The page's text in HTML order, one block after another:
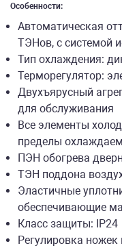
Особенности:
Автоматическая
ТЭНов, с системой
Тип охлаждения:
Терморегулятор:
Двухъярусный
для обслуживания
Все элементы
пределы
ПЭН обогрева
ТЭН поддона
Эластичные
обеспечивающие
Класс защиты: IP24
Регулировка ножек